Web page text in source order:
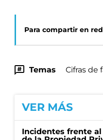
Para compartir en
Temas Cifras de
VER MÁS
Incidentes frente